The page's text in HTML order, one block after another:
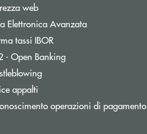
finestra
web
Elettronica Avanzata
tassi IBOR
- Open Banking
appalti
operazioni di pagamento